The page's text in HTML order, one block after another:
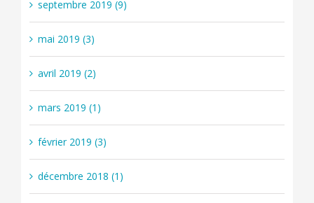
septembre 2019 (9)
mai 2019 (3)
avril 2019 (2)
mars 2019 (1)
février 2019 (3)
décembre 2018 (1)